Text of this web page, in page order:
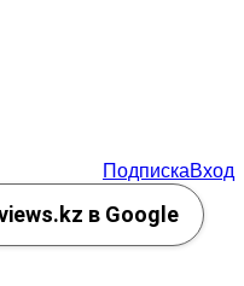
ПодпискаВход
в Google